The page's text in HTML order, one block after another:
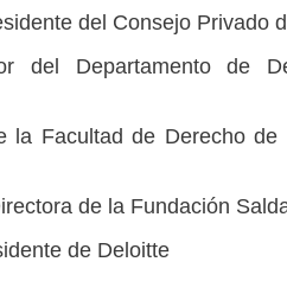
del Consejo Privado
del Departamento de
la Facultad de Derecho
de la Fundación
de Deloitte